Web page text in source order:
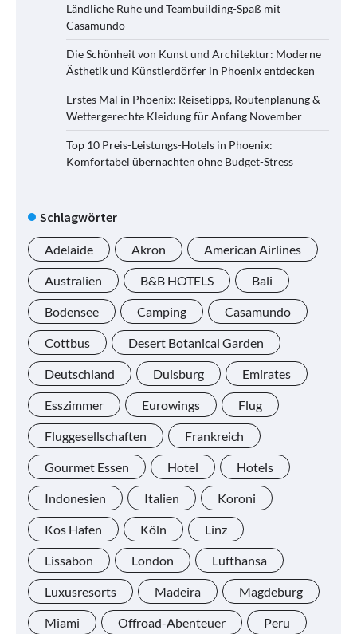
Ländliche Ruhe und Teambuilding-Spaß mit
Casamundo
Die Schönheit von Kunst und Architektur: Moderne
Ästhetik und Künstlerdörfer in Phoenix entdecken
Erstes Mal in Phoenix: Reisetipps, Routenplanung &
Wettergerechte Kleidung für Anfang November
Top 10 Preis-Leistungs-Hotels in Phoenix:
Komfortabel übernachten ohne Budget-Stress
Schlagwörter
Adelaide Akron American Airlines
Australien B&B HOTELS Bali
Bodensee Camping Casamundo
Cottbus Desert Botanical Garden
Deutschland Duisburg Emirates
Esszimmer Eurowings Flug
Fluggesellschaften Frankreich
Gourmet Essen Hotel Hotels
Indonesien Italien Koroni
Kos Hafen Köln Linz
Lissabon London Lufthansa
Luxusresorts Madeira Magdeburg
Miami Offroad-Abenteuer Peru